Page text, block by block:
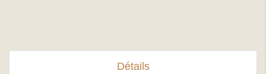
Détails